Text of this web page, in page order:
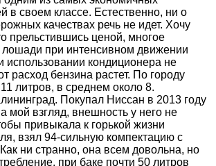
в своем классе. Естественно, ни о
качествах речь не идет. Хочу
прельстившись ценой, многое
лошади при интенсивном движении
кондиционера не
расход бензина растет. По городу
литров, в среднем около 8.
Покупал Ниссан в 2013 году
мой взгляд, внешность у него не
привыкала к горькой жизни
взял 94-сильную компектацию с
ни странно, она всем довольна, но
при баке почти 50 литров